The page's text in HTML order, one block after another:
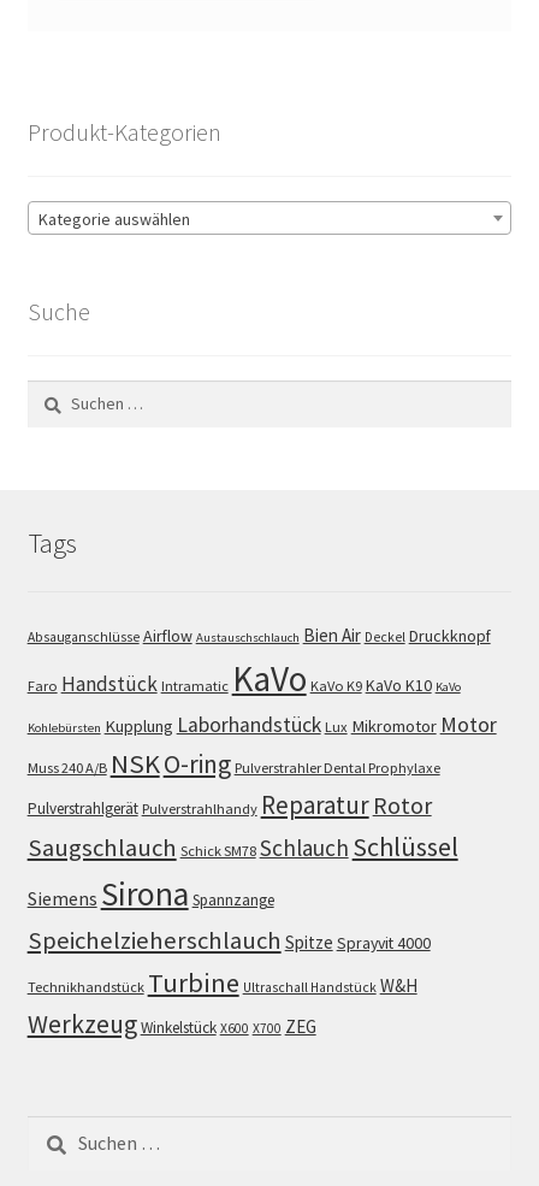
Produkt-Kategorien
Kategorie auswählen
Suche
nach:
Tags
Absauganschlüsse Airflow Austauschschlauch Bien Air Deckel Druckknopf
Faro Handstück Intramatic KaVo KaVo K9 KaVo K10 KaVo
Kohlebürsten Kupplung Laborhandstück Lux Mikromotor Motor
Muss 240 A/B NSKO-ring Pulverstrahler Dental Prophylaxe
Pulverstrahlgerät Pulverstrahlhandy Reparatur Rotor
Saugschlauch Schick SM78 Schlauch Schlüssel
Siemens Sirona Spannzange
Speichelzieherschlauch Spitze Sprayvit 4000
Technikhandstück Turbine Ultraschall Handstück W&H
WerkzeugWinkelstück X600 X700 ZEG
Suchen
nach: